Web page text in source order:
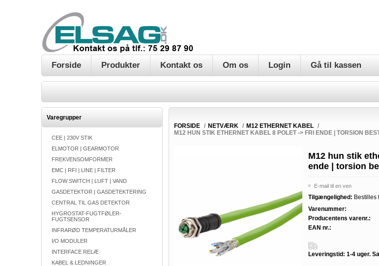
Forside Produkter Kontakt os Om os Login Gå til kassen
Varegrupper
CEE | 230V STIK
ELMOTOR | GEARMOTOR
FREKVENSOMFORMER
EMC | RFI | LINE | FILTER
FLOW SWITCH | LUFT | VAND
GASDETEKTOR | GASDETEKTERING
CENTRAL TIL GAS DETEKTOR
HYGROSTAT-FUGTFØLER-
FUGTSENSOR
INFRARØD TEMPERATURMÅLER
I/O MODULER
INTERFACE RELÆ
KABEL & LEDNINGER
FORSIDE / NETVÆRK / M12 ETHERNET KABEL /
M12 HUN STIK ETHERNET KABEL 8 POLET -> FRI ENDE | TORSION
M12 hun stik
ende | torsion
E-mail til en ven
Tilgængelighed: Bestilles
Varenummer:
Producentens varenr.:
EAN nr.:
Leveringstid: 1-4 uger.